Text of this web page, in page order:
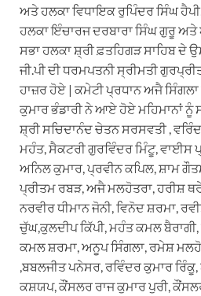
ਅਤੇ ਹਲਕਾ ਵਿਧਾਇਕ ਰੁਪਿੰਦਰ ਸਿੰਘ
ਹਲਕਾ ਇੰਚਾਰਜ ਦਰਬਾਰਾ ਸਿੰਘ ਗੁਰੂ
ਸਭਾ ਹਲਕਾ ਸ਼੍ਰੀ ਫ਼ਤਹਿਗੜ ਸਾਹਿਬ ਦੇ
ਜੀ.ਪੀ ਦੀ ਧਰਮਪਤਨੀ ਸ੍ਰੀਮਤੀ
ਹਾਜ਼ਰ ਹੋਏ | ਕਮੇਟੀ ਪ੍ਰਧਾਨ ਅਜੈ
ਕੁਮਾਰ ਭੰਡਾਰੀ ਨੇ ਆਏ ਹੋਏ ਮਹਿਮਾਨਾਂ ਨੂੰ
ਸ਼੍ਰੀ ਸਚਿਦਾਨੰਦ ਚੇਤਨ ਸਰਸਵਤੀ ,
ਮਹੰਤ, ਸੈਕਟਰੀ ਗੁਰਵਿੰਦਰ ਮਿੰਟੂ, ਵਾਈਸ
ਅਨਿਲ ਕੁਮਾਰ, ਪ੍ਰਵੀਨ ਕਪਿਲ, ਸ਼ਾਮ
ਪ੍ਰੀਤਮ ਰਬੜ, ਅਜੈ ਮਲਹੋਤਰਾ, ਹਰੀਸ਼
ਨਰਵੀਰ ਧੀਮਾਨ ਜੋਨੀ, ਵਿਨੋਦ ਸ਼ਰਮਾ,
ਚੁੱਘ,ਕੁਲਦੀਪ ਕਿੱਪੀ, ਮਹੰਤ ਕਮਲ
ਕਮਲ ਸ਼ਰਮਾ, ਅਨੂਪ ਸਿੰਗਲਾ, ਰਮੇਸ਼
,ਬਬਲਜੀਤ ਪਨੇਸਰ, ਰਵਿੰਦਰ ਕੁਮਾਰ
ਕਸ਼ਯਪ, ਕੌਂਸਲਰ ਰਾਜ ਕੁਮਾਰ ਪੁਰੀ,